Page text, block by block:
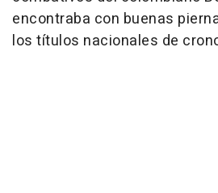
encontraba con buenas
los títulos nacionales de